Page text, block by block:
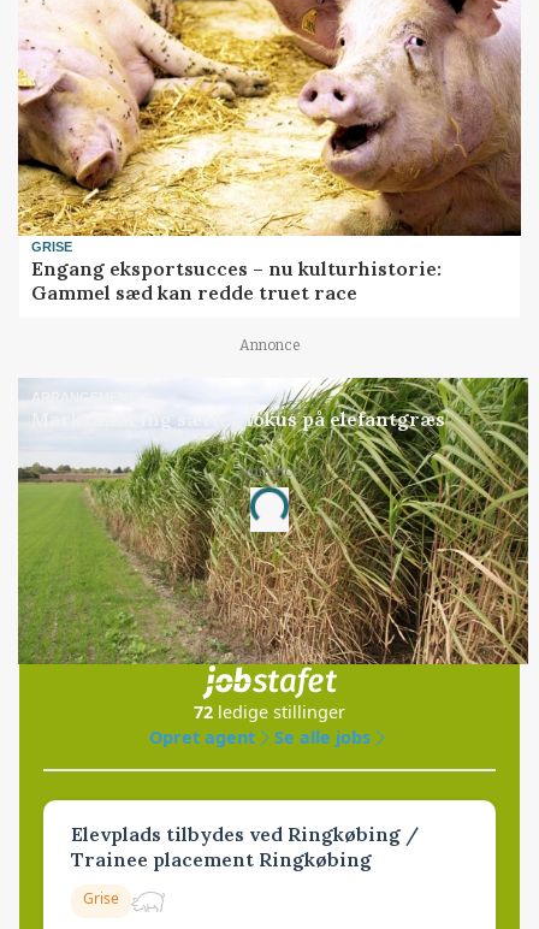
GRISE
Engang eksportsucces – nu kulturhistorie:
Gammel sæd kan redde truet race
Annonce
ARRANGEMENT
Markvandring sætter fokus på elefantgræs
Annonce
Loading...
Jobs
i samarbejde med
72 ledige stillinger
Opret agent
Se alle jobs
Elevplads tilbydes ved Ringkøbing /
Trainee placement Ringkøbing
Grise